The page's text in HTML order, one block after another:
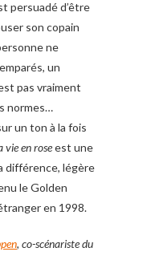
persuadé d’être
son copain
ne
un
pas vraiment
normes…
un ton à la fois
vie en roseest une
différence, légère
le Golden
en 1998.
, co-scénariste du